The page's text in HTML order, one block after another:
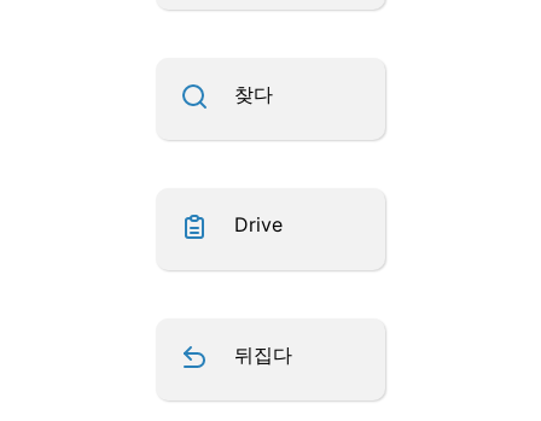
찾다
Drive
뒤집다